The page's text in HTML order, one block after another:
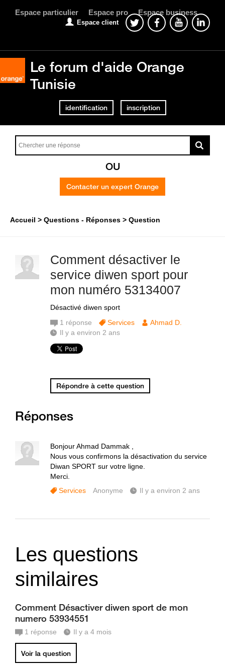
Espace particulier Espace pro Espace business
Espace client
Le forum d'aide Orange
Tunisie
identification inscription
OU
Contacter un expert Orange
Accueil Questions - Réponses Question
Comment désactiver le
service diwen sport pour
mon numéro 53134007
Désactivé diwen sport
1 réponse Services
Ahmad D.
Il y a environ 2 ans
Répondre à cette question
Réponses
Bonjour Ahmad Dammak ,
Nous vous confirmons la désactivation du service
Diwan SPORT sur votre ligne.
Merci.
Services
Anonyme Il y a environ 2 ans
Les questions
similaires
Comment Désactiver diwen sport de mon
numero 53934551
1 réponse Il y a 4 mois
Voir la question